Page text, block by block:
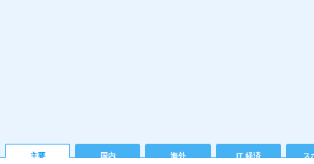
主要 国内 海外 IT 経済 ス